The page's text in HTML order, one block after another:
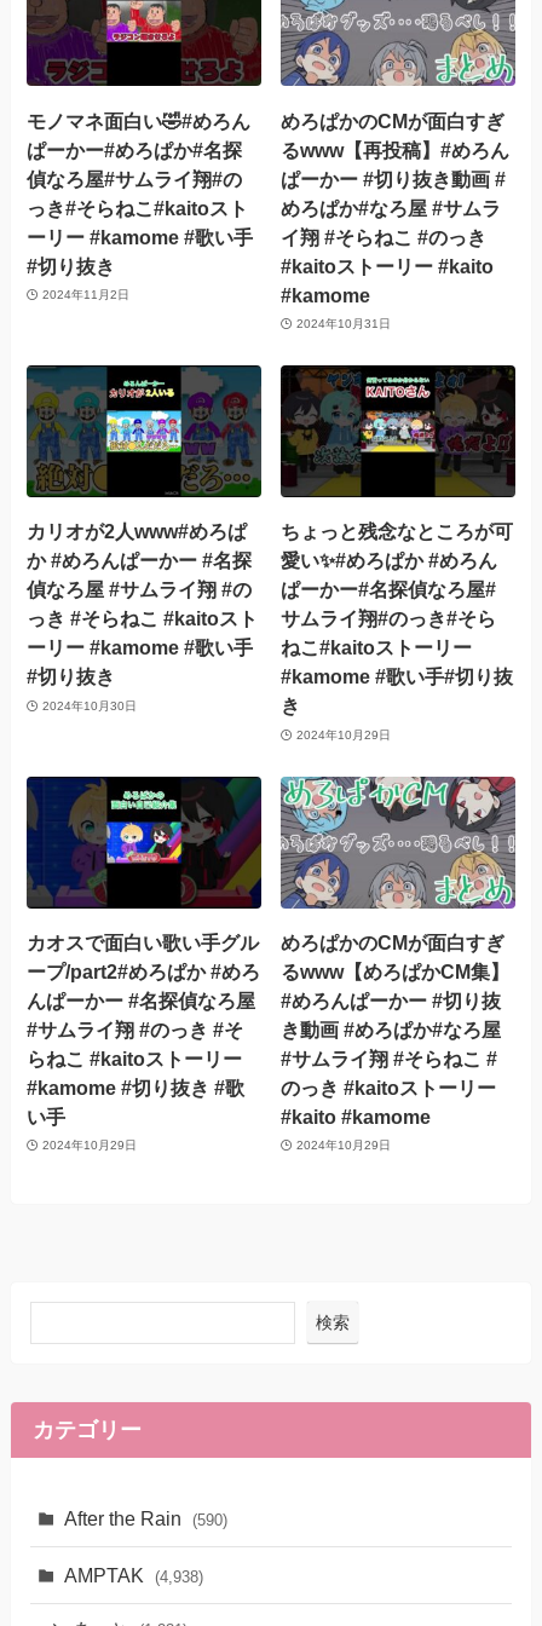
モノマネ面白い🤣#めろん
ぱーかー#めろぱか#名探
偵なろ屋#サムライ翔#の
っき#そらねこ#kaitoスト
ーリー #kamome #歌い手
#切り抜き
2024年11月2日
めろぱかのCMが面白すぎ
るwww【再投稿】#めろん
ぱーかー #切り抜き動画 #
めろぱか#なろ屋 #サムラ
イ翔 #そらねこ #のっき
#kaitoストーリー #kaito
#kamome
2024年10月31日
カリオが2人www#めろぱ
か #めろんぱーかー #名探
偵なろ屋 #サムライ翔 #の
っき #そらねこ #kaitoスト
ーリー #kamome #歌い手
#切り抜き
2024年10月30日
ちょっと残念なところが可
愛い✨️#めろぱか #めろん
ぱーかー#名探偵なろ屋#
サムライ翔#のっき#そら
ねこ#kaitoストーリー
#kamome #歌い手#切り抜
き
2024年10月29日
カオスで面白い歌い手グル
ープ/part2#めろぱか #めろ
んぱーかー #名探偵なろ屋
#サムライ翔 #のっき #そ
らねこ #kaitoストーリー
#kamome #切り抜き #歌
い手
2024年10月29日
めろぱかのCMが面白すぎ
るwww【めろぱかCM集】
#めろんぱーかー #切り抜
き動画 #めろぱか#なろ屋
#サムライ翔 #そらねこ #
のっき #kaitoストーリー
#kaito #kamome
2024年10月29日
検索
カテゴリー
After the Rain (590)
AMPTAK (4,938)